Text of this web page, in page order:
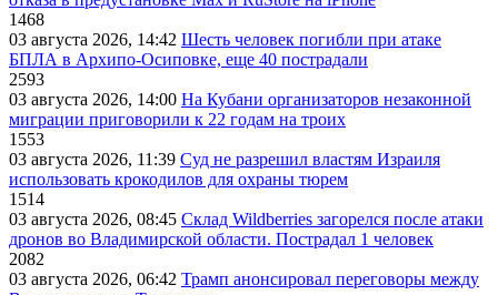
1468
03 августа 2026, 14:42 Шесть человек погибли при атаке
БПЛА в Архипо-Осиповке, еще 40 пострадали
2593
03 августа 2026, 14:00 На Кубани организаторов незаконной
миграции приговорили к 22 годам на троих
1553
03 августа 2026, 11:39 Суд не разрешил властям Израиля
использовать крокодилов для охраны тюрем
1514
03 августа 2026, 08:45 Склад Wildberries загорелся после атаки
дронов во Владимирской области. Пострадал 1 человек
2082
03 августа 2026, 06:42 Трамп анонсировал переговоры между